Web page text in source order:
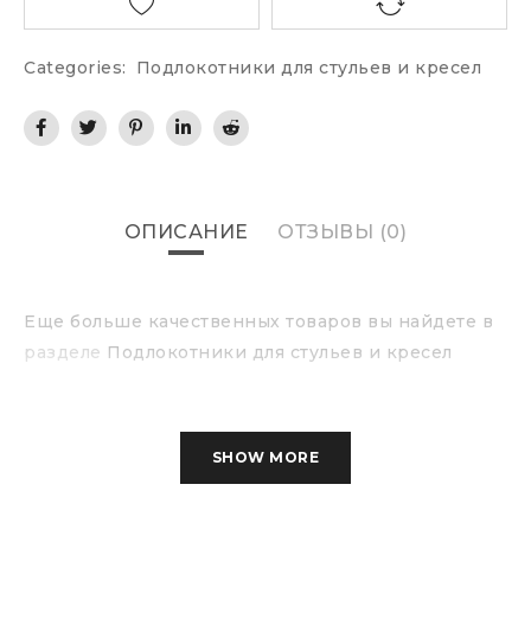
Categories: Подлокотники для стульев и кресел
ОПИСАНИЕ ОТЗЫВЫ (0)
Еще больше качественных товаров вы найдете в
разделе Подлокотники для стульев и кресел
SHOW MORE